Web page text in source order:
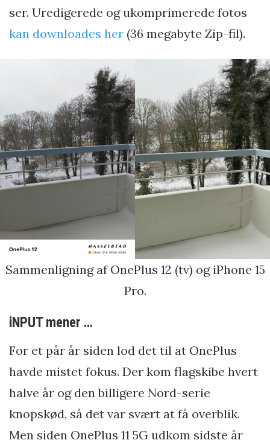
ser. Uredigerede og ukomprimerede fotos
kan downloades her (36 megabyte Zip-fil).
Sammenligning af OnePlus 12 (tv) og iPhone 15
Pro.
iNPUT mener …
For et pår år siden lod det til at OnePlus
havde mistet fokus. Der kom flagskibe hvert
halve år og den billigere Nord-serie
knopskød, så det var svært at få overblik.
Men siden OnePlus 11 5G udkom sidste år